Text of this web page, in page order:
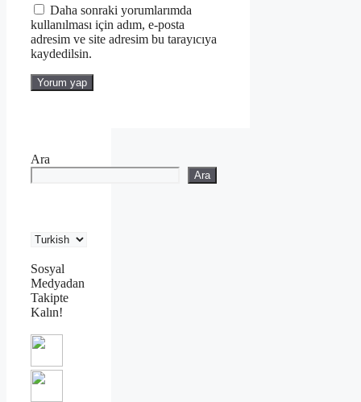
Daha sonraki yorumlarımda
kullanılması için adım, e-posta
adresim ve site adresim bu tarayıcıya
kaydedilsin.
Ara
Ara
Sosyal
Medyadan
Takipte
Kalın!